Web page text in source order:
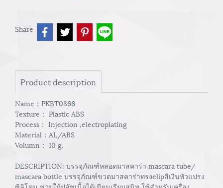
Share
Product description
Name：PKBT0866
Texture： Plastic ABS
Process： Injection ,electroplating
Material：AL/ABS
Volumn： 10 g.
DESCRIPTION: บรรจุภัณฑ์หลอดมาสคาร่า mascara tube/
mascara bottle บรรจุภัณฑ์ขวดมาสคาร่าทรงelipสีเงินหัวแปรง